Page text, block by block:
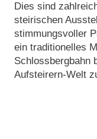
Dies sind
steirischen
stimmungsvoller
ein traditionelles
Schlossbergbahn
Aufsteirern-Welt